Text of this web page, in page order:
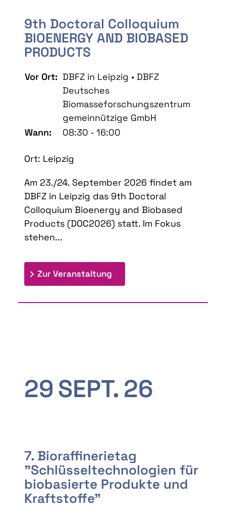
9th Doctoral Colloquium
BIOENERGY AND BIOBASED
PRODUCTS
Vor Ort: DBFZ in Leipzig • DBFZ
Deutsches
Biomasseforschungszentrum
gemeinnützige GmbH
Wann:
08:30 - 16:00
Ort: Leipzig
Am 23./24. September 2026 findet am
DBFZ in Leipzig das 9th Doctoral
Colloquium Bioenergy and Biobased
Products (DOC2026) statt. Im Fokus
stehen...
Zur Veranstaltung
29SEPT. 26
7. Bioraffinerietag
"Schlüsseltechnologien für
biobasierte Produkte und
Kraftstoffe"